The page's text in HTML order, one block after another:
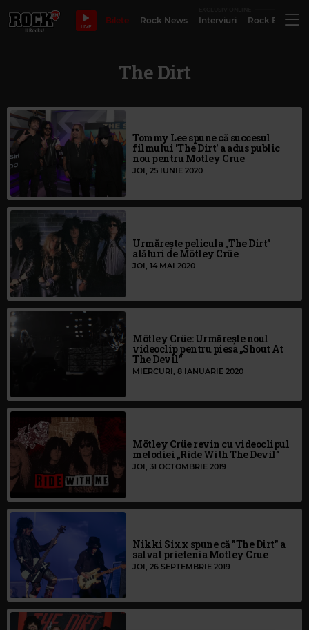
LIVE
Bilete Rock News Interviuri Rock
The Dirt
Tommy Lee spune că succesul
filmului 'The Dirt' a adus public
nou pentru Motley Crue
JOI, 25 IUNIE 2020
Urmărește pelicula „The Dirt”
alături de Mötley Crüe
JOI, 14 MAI 2020
Mötley Crüe: Urmărește noul
videoclip pentru piesa „Shout At
The Devil”
MIERCURI, 8 IANUARIE 2020
Mötley Crüe revin cu videoclipul
melodiei „Ride With The Devil”
JOI, 31 OCTOMBRIE 2019
Nikki Sixx spune că "The Dirt" a
salvat prietenia Motley Crue
JOI, 26 SEPTEMBRIE 2019